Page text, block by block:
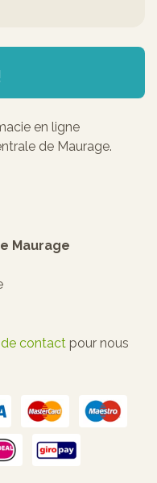
en ligne
de Maurage.
Maurage
contact pour nous